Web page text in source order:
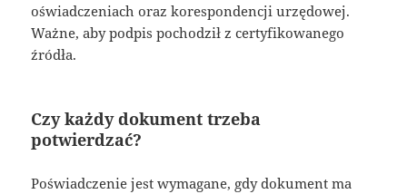
oświadczeniach oraz korespondencji urzędowej.
Ważne, aby podpis pochodził z certyfikowanego
źródła.
Czy każdy dokument trzeba
potwierdzać?
Poświadczenie jest wymagane, gdy dokument ma